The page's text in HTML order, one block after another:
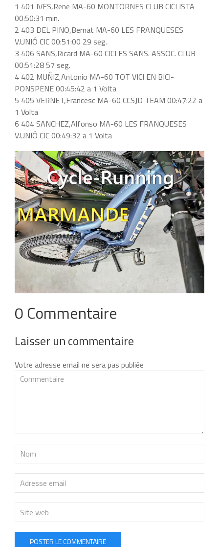
1 401 IVES,Rene MA-60 MONTORNES CLUB CICLISTA
00:50:31 min.
2 403 DEL PINO,Bernat MA-60 LES FRANQUESES
V.UNIÓ CIC 00:51:00 29 seg.
3 406 SANS,Ricard MA-60 CICLES SANS. ASSOC. CLUB
00:51:28 57 seg.
4 402 MUÑIZ,Antonio MA-60 TOT VICI EN BICI-
PONSPENE 00:45:42 a 1 Volta
5 405 VERNET,Francesc MA-60 CCSJD TEAM 00:47:22 a
1 Volta
6 404 SANCHEZ,Alfonso MA-60 LES FRANQUESES
V.UNIÓ CIC 00:49:32 a 1 Volta
0 Commentaire
Laisser un commentaire
Votre adresse email ne sera pas publiée
POSTER LE COMMENTAIRE